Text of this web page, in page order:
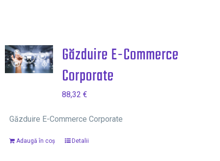
Găzduire E-Commerce
Corporate
88,32 €
Găzduire E-Commerce Corporate
Adaugă în coș Detalii